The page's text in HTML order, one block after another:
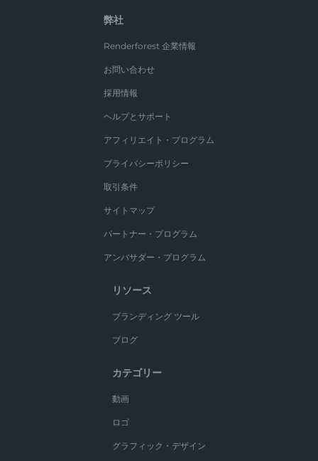
弊社
Renderforest 企業情報
お問い合わせ
採用情報
ヘルプとサポート
アフィリエイト・プログラム
プライバシーポリシー
取引条件
サイトマップ
パートナー・プログラム
アンバサダー・プログラム
リソース
ブランディング ツール
ブログ
カテゴリー
動画
ロゴ
グラフィック・デザイン